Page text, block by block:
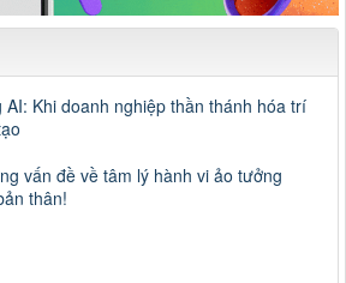
AI: Khi doanh nghiệp thần thánh hóa trí
vấn đề về tâm lý hành vi ảo tưởng
thân!